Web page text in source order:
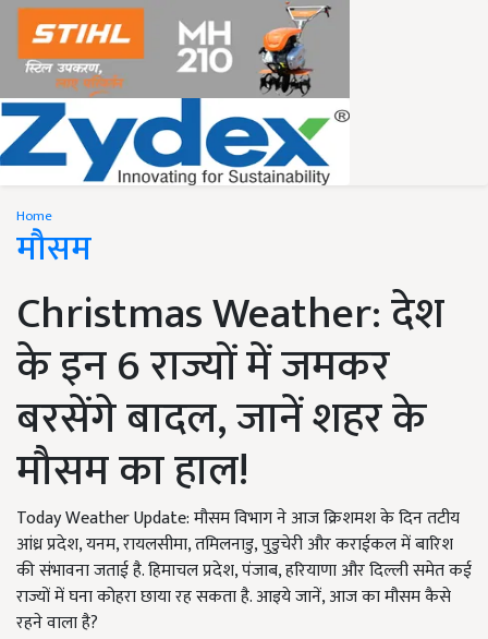
Home
मौसम
Christmas Weather: देश
के इन 6 राज्यों में जमकर
बरसेंगे बादल, जानें शहर के
मौसम का हाल!
Today Weather Update: मौसम विभाग ने आज क्रिशमश के दिन तटीय
आंध्र प्रदेश, यनम, रायलसीमा, तमिलनाडु, पुडुचेरी और कराईकल में बारिश
की संभावना जताई है. हिमाचल प्रदेश, पंजाब, हरियाणा और दिल्ली समेत कई
राज्यों में घना कोहरा छाया रह सकता है. आइये जानें, आज का मौसम कैसे
रहने वाला है?